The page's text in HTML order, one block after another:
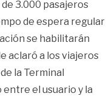
3.000 pasajeros
de espera regular
se habilitarán
aclaró a los viajeros
la Terminal
el usuario y la